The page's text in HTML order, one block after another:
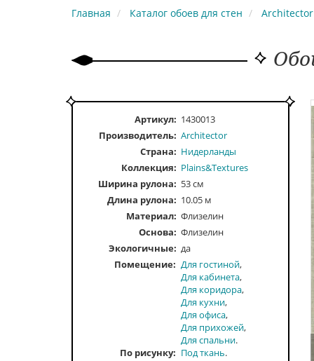
Главная Каталог обоев для стен Architector
Артикул: 1430013
Производитель: Architector
Страна: Нидерланды
Коллекция: Plains&Textures
Ширина рулона: 53 см
Длина рулона: 10.05 м
Материал: Флизелин
Основа: Флизелин
Экологичные: да
Помещение
Для гостиной
Для кабинета
Для коридора
Для кухни
Для офиса
Для прихожей
Для спальни
По рисунку
Под ткань